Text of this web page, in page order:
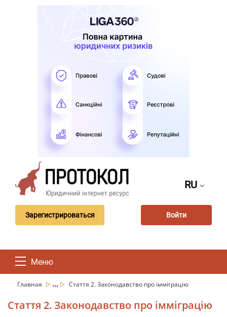
RU
Зарегистрироваться Войти
Меню
Главная ... Стаття 2. Законодавство про імміграцію
Стаття 2. Законодавство про імміграцію